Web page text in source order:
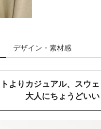
デザイン ・素材感
よりカジュアル、スウ
大人にちょうどい